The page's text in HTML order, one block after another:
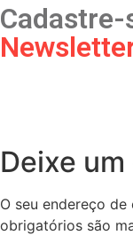
Cadastre-
Deixe
O seu endereço
obrigatórios são